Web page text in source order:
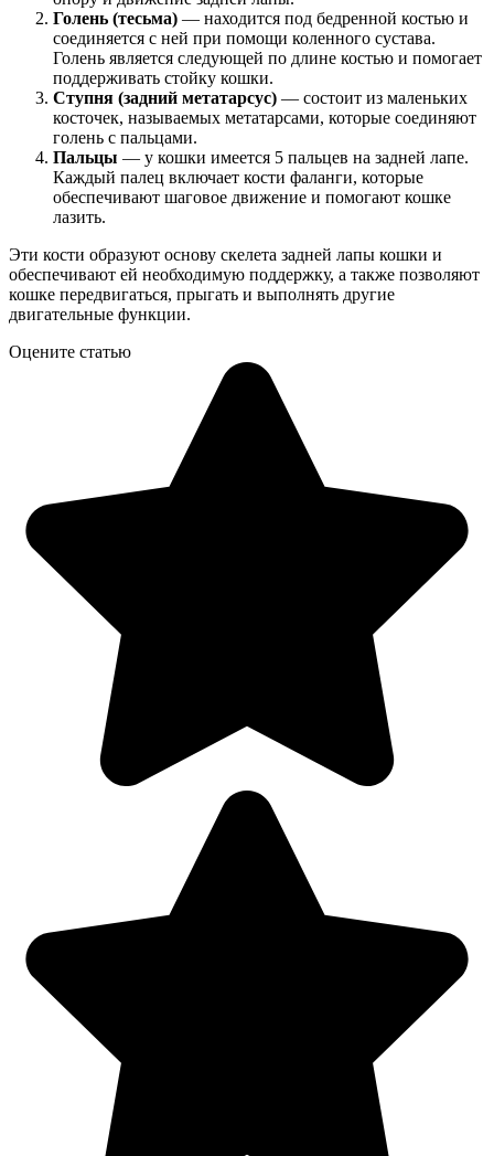
Голень (тесьма) — находится под бедренной костью и
соединяется с ней при помощи коленного сустава.
Голень является следующей по длине костью и помогает
поддерживать стойку кошки.
Ступня (задний метатарсус) — состоит из маленьких
косточек, называемых метатарсами, которые соединяют
голень с пальцами.
Пальцы — у кошки имеется 5 пальцев на задней лапе.
Каждый палец включает кости фаланги, которые
обеспечивают шаговое движение и помогают кошке
лазить.
Эти кости образуют основу скелета задней лапы кошки и
обеспечивают ей необходимую поддержку, а также позволяют
кошке передвигаться, прыгать и выполнять другие
двигательные функции.
Оцените статью